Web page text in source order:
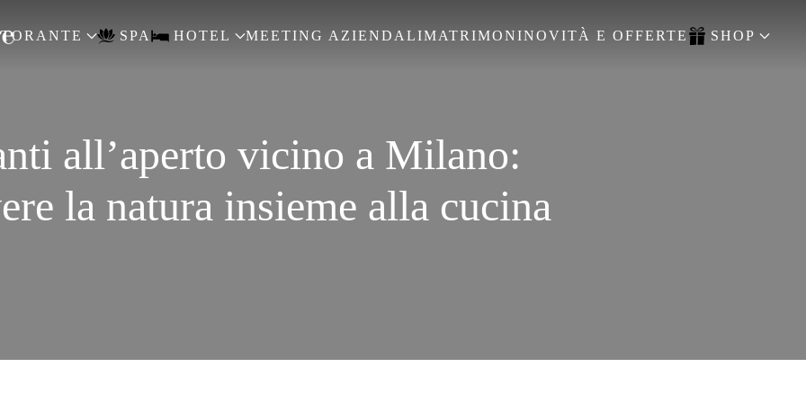
SPA HOTEL MEETING AZIENDALIMATRIMONINOVITÀ E OFFERTE SHOP
all’aperto vicino a Milano:
la natura insieme alla cucina